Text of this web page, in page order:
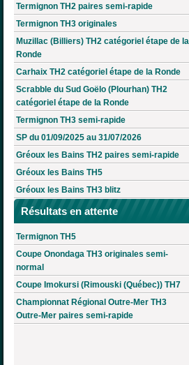
Termignon TH2 paires semi-rapide
Termignon TH3 originales
Muzillac (Billiers) TH2 catégoriel étape de la
Ronde
Carhaix TH2 catégoriel étape de la Ronde
Scrabble du Sud Goëlo (Plourhan) TH2
catégoriel étape de la Ronde
Termignon TH3 semi-rapide
SP du 01/09/2025 au 31/07/2026
Gréoux les Bains TH2 paires semi-rapide
Gréoux les Bains TH5
Gréoux les Bains TH3 blitz
Résultats en attente
Termignon TH5
Coupe Onondaga TH3 originales semi-
normal
Coupe Imokursi (Rimouski (Québec)) TH7
Championnat Régional Outre-Mer TH3
Outre-Mer paires semi-rapide